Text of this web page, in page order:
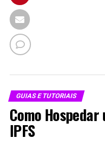
GUIAS E TUTORIAIS
Como
IPFS